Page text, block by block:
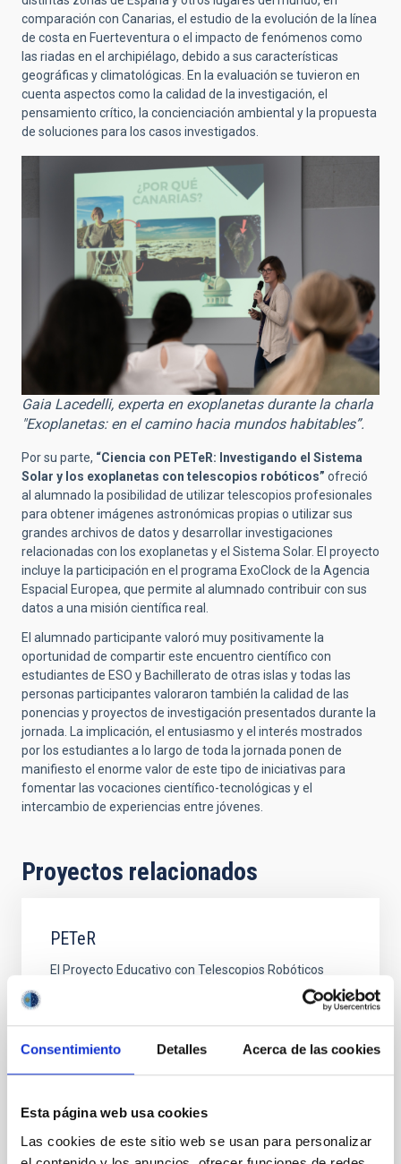
Consentimiento Detalles Acerca de las cookies
Esta página web usa cookies
Las cookies de este sitio web se usan para personalizar
comparación con Canarias, el estudio de la evolución de la línea
de costa en Fuerteventura o el impacto de fenómenos como
las riadas en el archipiélago, debido a sus características
geográficas y climatológicas. En la evaluación se tuvieron en
cuenta aspectos como la calidad de la investigación, el
pensamiento crítico, la concienciación ambiental y la propuesta
de soluciones para los casos investigados.
Gaia Lacedelli, experta en exoplanetas durante la charla
"Exoplanetas: en el camino hacia mundos habitables”.
Por su parte, “Ciencia con PETeR: Investigando el Sistema
Solar y los exoplanetas con telescopios robóticos” ofreció
al alumnado la posibilidad de utilizar telescopios profesionales
para obtener imágenes astronómicas propias o utilizar sus
grandes archivos de datos y desarrollar investigaciones
relacionadas con los exoplanetas y el Sistema Solar. El proyecto
incluye la participación en el programa ExoClockde la Agencia
Espacial Europea, que permite al alumnado contribuir con sus
datos a una misión científica real.
El alumnado participante valoró muy positivamente la
oportunidad de compartir este encuentro científico con
estudiantes de ESO y Bachillerato de otras islas y todas las
personas participantes valoraron también la calidad de las
ponencias y proyectos de investigación presentados durante la
jornada. La implicación, el entusiasmo y el interés mostrados
por los estudiantes a lo largo de toda la jornada ponen de
manifiesto el enorme valor de este tipo de iniciativas para
fomentar las vocaciones científico-tecnológicas y el
intercambio de experiencias entre jóvenes.
Proyectos relacionados
PETeR
El Proyecto Educativo con Telescopios Robóticos
(PETeR) es un laboratorio en línea que pretende
acercar la ciencia y la tecnología al alumnado de
forma práctica y fomentar la adquisición de
competencias STEM a través de su participación
Nayra Rodríguez Eugenio